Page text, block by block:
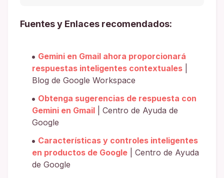
Fuentes y Enlaces recomendados:
Gemini en Gmail ahora proporcionará
respuestas inteligentes contextuales
Blog de Google Workspace
Obtenga sugerencias de respuesta con
Gemini en Gmail | Centro de Ayuda de
Google
Características y controles inteligentes
en productos de Google | Centro de Ayuda
de Google